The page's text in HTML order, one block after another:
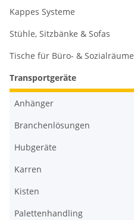
Kappes Systeme
Stühle, Sitzbänke & Sofas
Tische für Büro- & Sozialräume
Transportgeräte
Anhänger
Branchenlösungen
Hubgeräte
Karren
Kisten
Palettenhandling